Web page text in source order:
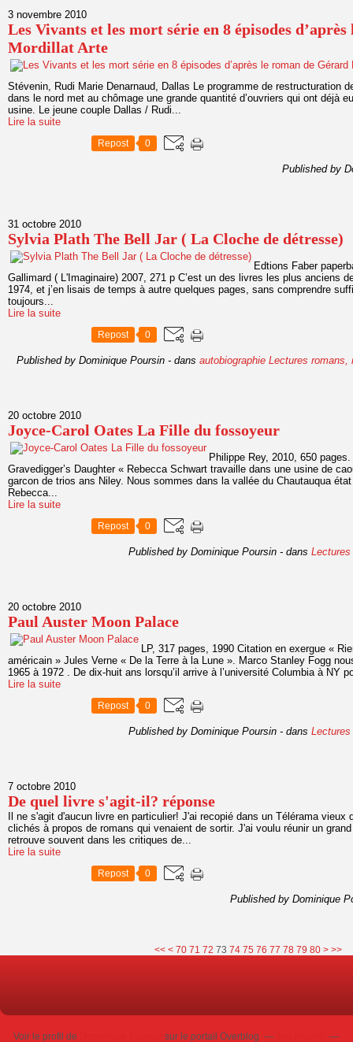
3 novembre 2010
Les Vivants et les mort série en 8 épisodes
Mordillat Arte
Stévenin, Rudi Marie Denarnaud, Dallas Le programme de restructuration
dans le nord met au chômage une grande quantité d’ouvriers qui ont déjà
usine. Le jeune couple Dallas / Rudi...
Lire la suite
Repost 0
Published by
31 octobre 2010
Sylvia Plath The Bell Jar ( La Cloche de détresse)
Edtions Faber
Gallimard ( L'Imaginaire) 2007, 271 p C’est un des livres les plus anciens
1974, et j’en lisais de temps à autre quelques pages, sans comprendre
toujours...
Lire la suite
Repost 0
Published by Dominique Poursin - dans autobiographie Lectures romans,
20 octobre 2010
Joyce-Carol Oates La Fille du fossoyeur
Philippe Rey, 2010, 650
Gravedigger’s Daughter « Rebecca Schwart travaille dans une usine de
garcon de trios ans Niley. Nous sommes dans la vallée du Chautauqua
Rebecca...
Lire la suite
Repost 0
Published by Dominique Poursin - dans
20 octobre 2010
Paul Auster Moon Palace
LP, 317 pages, 1990 Citation en exergue «
américain » Jules Verne « De la Terre à la Lune ». Marco Stanley Fogg
1965 à 1972 . De dix-huit ans lorsqu’il arrive à l’université Columbia à NY
Lire la suite
Repost 0
Published by Dominique Poursin - dans
7 octobre 2010
De quel livre s'agit-il? réponse
Il ne s'agit d'aucun livre en particulier! J'ai recopié dans un Télérama vieux
clichés à propos de romans qui venaient de sortir. J'ai voulu réunir un
retrouve souvent dans les critiques de...
Lire la suite
Repost 0
Published by Dominique
<< < 10
20
30
40
50
60
70 71 72 73 74 75 76 77 78 79 80 90
100
> >>
Voir le profil de sur le portail Overblog